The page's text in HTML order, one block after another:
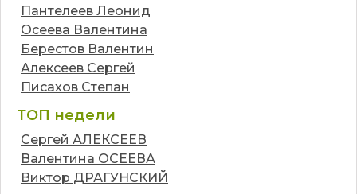
Пантелеев Леонид
Осеева Валентина
Берестов Валентин
Алексеев Сергей
Писахов Степан
ТОП недели
Сергей АЛЕКСЕЕВ
Валентина ОСЕЕВА
Виктор ДРАГУНСКИЙ